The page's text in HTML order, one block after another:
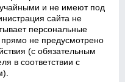
и не имеют под
сайта не
персональные
не предусмотрено
(с обязательным
в соответствии с